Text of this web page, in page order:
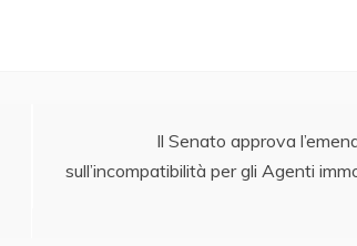
Il Senato approva
sull’incompatibilità per gli Agenti